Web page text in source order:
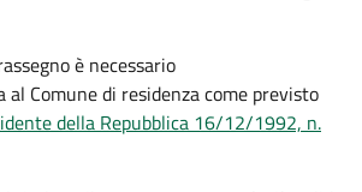
è necessario
al Comune di residenza come previsto
della Repubblica 16/12/1992, n.